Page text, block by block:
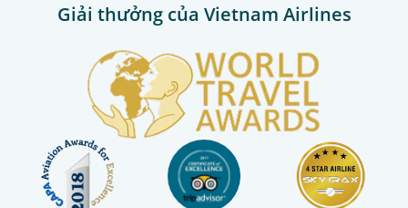
Giải thưởng của Vietnam Airlines